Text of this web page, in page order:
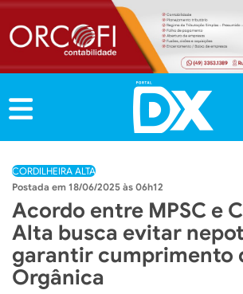
CORDILHEIRA ALTA
18/06/2025 às 06h12
Acordo entre MPSC e
Alta busca evitar
garantir cumprimento
Orgânica